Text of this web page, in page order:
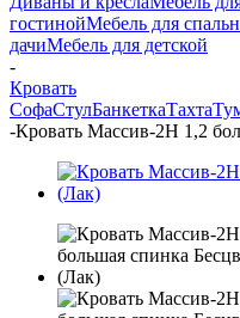
гостинойМебель для
дачиМебель для детской
-
Кровать
СофаСтулБанкеткаТахта
-Кровать Массив-2Н 1,2